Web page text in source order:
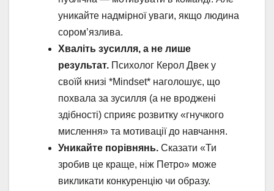
уникайте надмірної уваги, якщо людина
сором’язлива.
Хваліть зусилля, а не лише
результат. Психолог Керол Двек у
своїй книзі *Mindset* наголошує, що
похвала за зусилля (а не вроджені
здібності) сприяє розвитку «гнучкого
мислення» та мотивації до навчання.
Уникайте порівнянь. Сказати «Ти
зробив це краще, ніж Петро» може
викликати конкуренцію чи образу.